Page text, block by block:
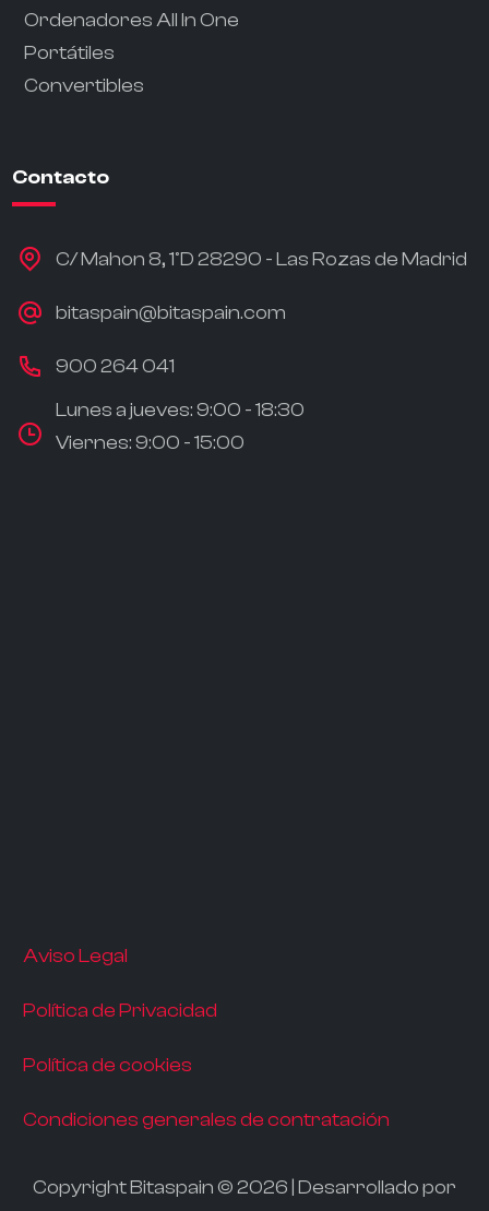
Ordenadores All In One
Portátiles
Convertibles
Contacto
C/ Mahon 8, 1ºD 28290 - Las Rozas de Madrid
bitaspain@bitaspain.com
900 264 041
Lunes a jueves: 9:00 - 18:30
Viernes: 9:00 - 15:00
Aviso Legal
Política de Privacidad
Política de cookies
Condiciones generales de contratación
Copyright Bitaspain © 2026 | Desarrollado por